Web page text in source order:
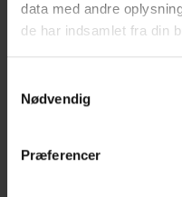
data med andre
de har indsamlet fra din
Nødvendig
Præferencer
Hvad